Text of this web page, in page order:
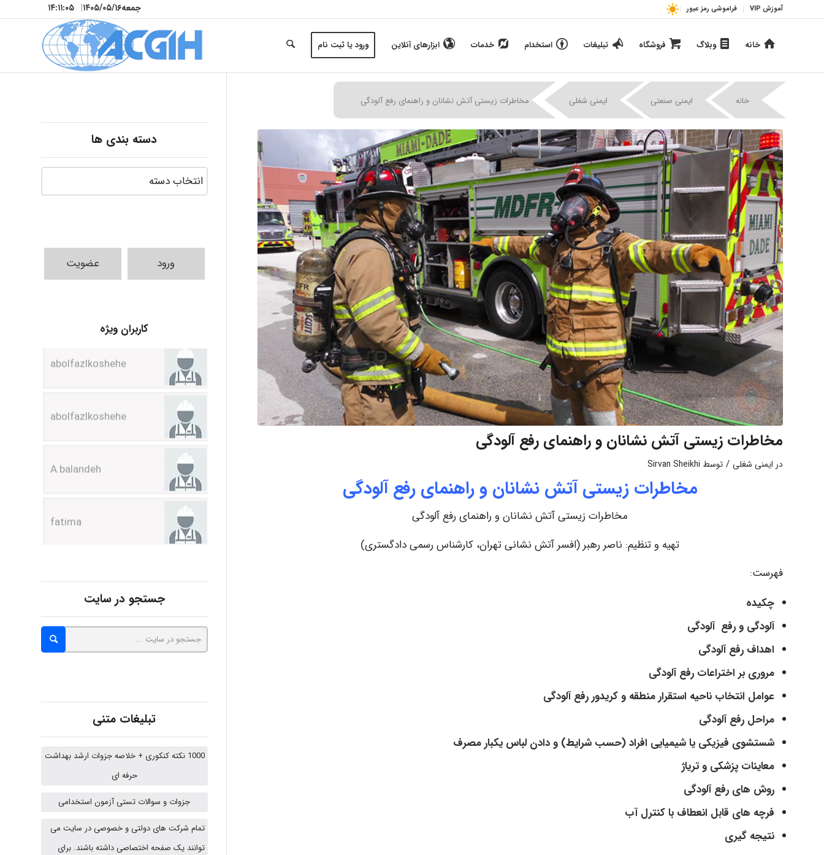
آموزش VIP فراموشی رمز عبور جمعه۱۴۰۵/۰۵/۱۶| ۱۴:۱۱:۰۶
خانه وبلاگ فروشگاه تبلیغات استخدام خدمات ابزارهای آنلاین ورود یا ثبت نام
خانه ایمنی صنعتی | ایمنی شغلی مخاطرات زیستی آتش نشانان و راهنمای رفع آلودگی
مخاطرات زیستی آتش نشانان و راهنمای رفع آلودگی
در ایمنی شغلی / توسط Sirvan Sheikhi
مخاطرات زیستی آتش نشانان و راهنمای رفع آلودگی
مخاطرات زیستی آتش نشانان و راهنمای رفع آلودگی
تهیه و تنظیم: ناصر رهبر (افسر آتش نشانی تهران، کارشناس رسمی دادگستری)
فهرست:
چکیده
آلودگی و رفع آلودگی
اهداف رفع آلودگی
مروری بر اختراعات رفع آلودگی
عوامل انتخاب ناحیه استقرار منطقه و کریدور رفع آلودگی
مراحل رفع آلودگی
شستشوی فیزیکی یا شیمیایی افراد (حسب شرایط) و دادن لباس یکبار مصرف
معاینات پزشکی و تریاژ
روش های رفع آلودگی
فرچه های قابل انعطاف با کنترل آب
نتیجه گیری
دسته بندی ها
ورود عضویت
کاربران ویژه
abolfazlkoshehe
A.balandeh
fatima
Jafar Tym
aghajari vahid
Poubakhtiari
hosein abdolvand
abolfazlkoshehe
جستجو در سایت
تبلیغات متنی
1000 نکته کنکوری + خلاصه جزوات ارشد بهداشت
حرفه ای
جزوات و سوالات تستی آزمون استخدامی
تمام شرکت های دولتی و خصوصی در سایت می
توانند یک صفحه اختصاصی داشته باشند. برای